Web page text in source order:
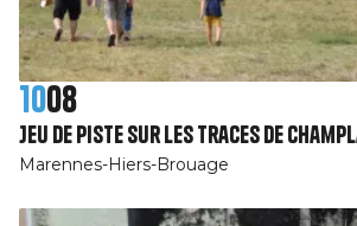
1008
Jeu de piste Sur les traces de
Marennes-Hiers-Brouage